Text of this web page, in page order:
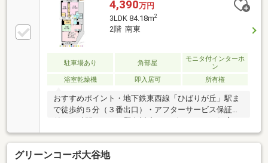
4,390万円
3LDK 84.18m2
2階 南東
駐車場あり 角部屋
モニタ付インターホ
ン
浴室乾燥機
即入居可 所有権
おすすめポイント・地下鉄東西線「ひばりが丘」駅ま
で徒歩約５分（３番出口）・アフターサービス保証
（1住戸2匹まで細則有）・オートロック：有・角部
屋・両面バルコニー・通風良好・トランクルーム：あ
り（無償）・駐車場：あり（空き状況要確認）リノベ
グリーンコーポ大谷地